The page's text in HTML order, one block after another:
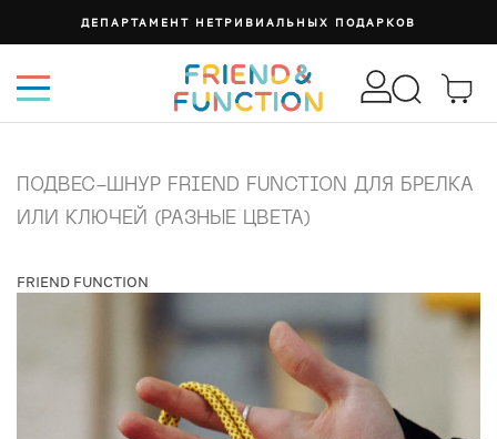
СУМКА ИЗИ
ПОДВЕС-ШНУР FRIEND FUNCTION ДЛЯ БРЕЛКА
ИЛИ КЛЮЧЕЙ (РАЗНЫЕ ЦВЕТА)
FRIEND FUNCTION